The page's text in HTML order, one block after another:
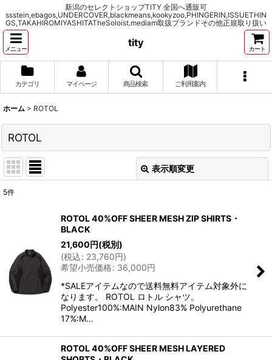
新潟のセレクトショップTITY 全国へ通販可
ssstein,ebagos,UNDERCOVER,blackmeans,kookyzoo,PHINGERIN,ISSUETHIN
GS,TAKAHIROMIYASHITATheSoloist.mediam取扱ブランドその他正規取り扱い
メニュー
tity
カート
カテゴリ マイページ 商品検索 ご利用案内
ホーム > ROTOL
ROTOL
表示順変更
絞り込む
5件
ROTOL 40%OFF SHEER MESH ZIP SHIRTS・
BLACK
21,600円(税別)
(税込: 23,760円)
希望小売価格: 36,000円
*SALEアイテムなので送料無料アイテム対象外に
なります。 ROTOL ロトル シャツ。
Polyester100%:MAIN Nylon83% Polyurethane
17%:M…
ROTOL 40%OFF SHEER MESH LAYERED